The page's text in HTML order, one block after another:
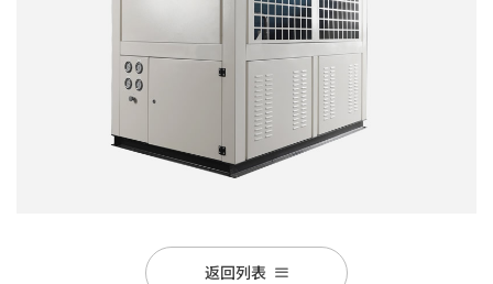
返回列表